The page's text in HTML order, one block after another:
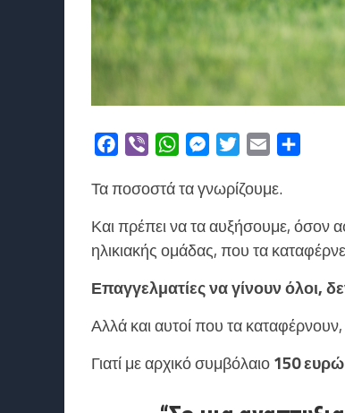
Facebook
Viber WhatsAppMessengerTwitterEmail
Τα ποσοστά τα γνωρίζουμε.
Και πρέπει να τα αυξήσουμε, όσον
ηλικιακής ομάδας, που τα
Επαγγελματίες να γίνουν όλοι,
Αλλά και αυτοί που τα καταφέρνουν,
Γιατί με αρχικό συμβόλαιο150